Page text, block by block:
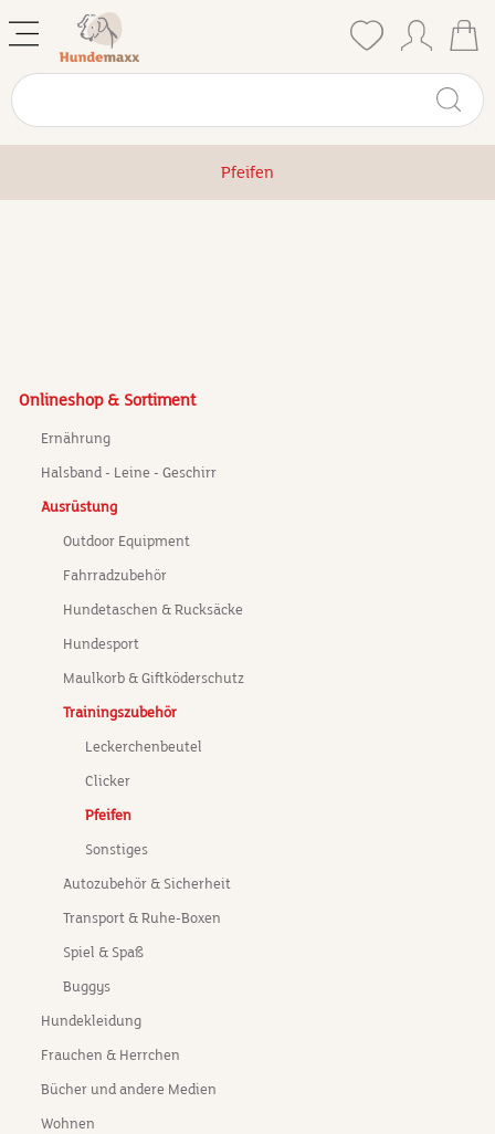
Pfeifen
Onlineshop & Sortiment
Ernährung
Halsband - Leine - Geschirr
Ausrüstung
Outdoor Equipment
Fahrradzubehör
Hundetaschen & Rucksäcke
Hundesport
Maulkorb & Giftköderschutz
Trainingszubehör
Leckerchenbeutel
Clicker
Pfeifen
Sonstiges
Autozubehör & Sicherheit
Transport & Ruhe-Boxen
Spiel & Spaß
Buggys
Hundekleidung
Frauchen & Herrchen
Bücher und andere Medien
Wohnen